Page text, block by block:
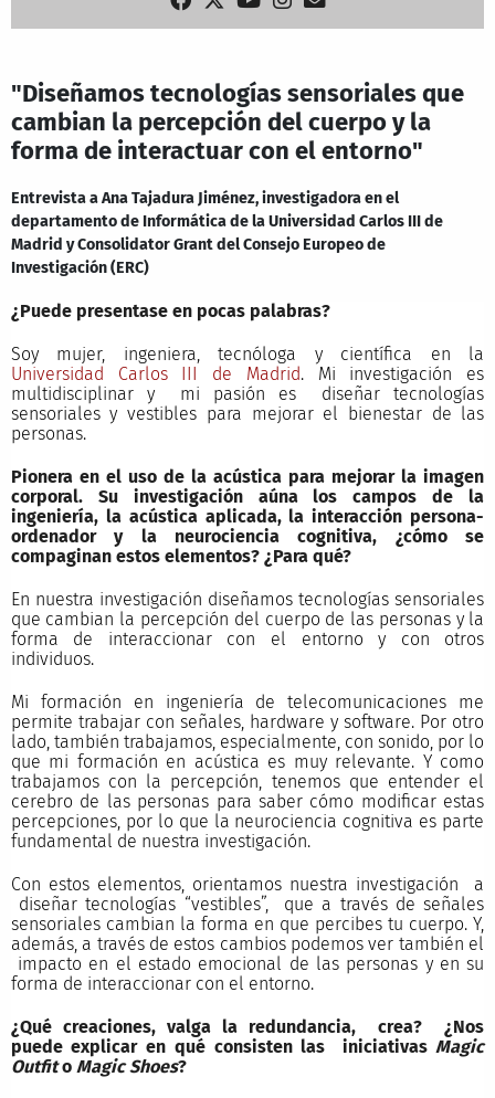
"Diseñamos tecnologías sensoriales que
cambian la percepción del cuerpo y la
forma de interactuar con el entorno"
Entrevista a Ana Tajadura Jiménez, investigadora en el
departamento de Informática de la Universidad Carlos III de
Madrid y Consolidator Grant del Consejo Europeo de
Investigación (ERC)
¿Puede presentase en pocas palabras?
Soy mujer, ingeniera, tecnóloga y científica en la
Universidad Carlos III de Madrid. Mi investigación es
multidisciplinar y mi pasión es diseñar tecnologías
sensoriales y vestibles para mejorar el bienestar de las
personas.
Pionera en el uso de la acústica para mejorar la imagen
corporal. Su investigación aúna los campos de la
ingeniería, la acústica aplicada, la interacción persona-
ordenador y la neurociencia cognitiva, ¿cómo se
compaginan estos elementos? ¿Para qué?
En nuestra investigación diseñamos tecnologías sensoriales
que cambian la percepción del cuerpo de las personas y la
forma de interaccionar con el entorno y con otros
individuos.
Mi formación en ingeniería de telecomunicaciones me
permite trabajar con señales, hardware y software. Por otro
lado, también trabajamos, especialmente, con sonido, por lo
que mi formación en acústica es muy relevante. Y como
trabajamos con la percepción, tenemos que entender el
cerebro de las personas para saber cómo modificar estas
percepciones, por lo que la neurociencia cognitiva es parte
fundamental de nuestra investigación.
Con estos elementos, orientamos nuestra investigación a
diseñar tecnologías “vestibles”, que a través de señales
sensoriales cambian la forma en que percibes tu cuerpo. Y,
además, a través de estos cambios podemos ver también el
impacto en el estado emocional de las personas y en su
forma de interaccionar con el entorno.
¿Qué creaciones, valga la redundancia, crea? ¿Nos
puede explicar en qué consisten las iniciativasMagic
Outfito Magic Shoes?